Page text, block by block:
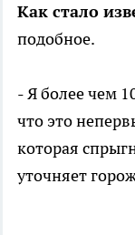
Как стало
подобное.
- Я более чем
что это
которая
уточняет